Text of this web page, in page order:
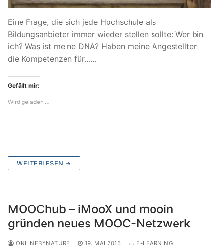
Eine Frage, die sich jede Hochschule als
Bildungsanbieter immer wieder stellen sollte: Wer bin
ich? Was ist meine DNA? Haben meine Angestellten
die Kompetenzen für……
Gefällt mir:
Wird geladen …
WEITERLESEN →
MOOChub – iMooX und mooin
gründen neues MOOC-Netzwerk
ONLINEBYNATURE 19. MAI 2015
E-LEARNING